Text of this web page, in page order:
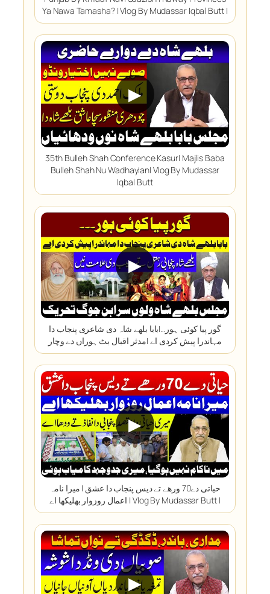
Ya Nawa Tamasha? | Vlog By Mudassar Iqbal Butt |
▶
35th Bulleh Shah Conference Kasur| Majlis Baba
Bulleh Shah Nu Wadhayian| Vlog By Mudassar
Iqbal Butt
▶
گور پیا کوئی ہور…|بابا بلھے شاہ دی شاعری پنجاب دا
مہاندرا پیش کردی اے |مدثر اقبال بٹ ہوراں دے وچار
▶
حیاتی دے70 ورھے تے دیس پنجاب دا عشق | میرا نامہ
اعمال روزوار بھلیکھا اے | Vlog By Mudassar Butt |
▶